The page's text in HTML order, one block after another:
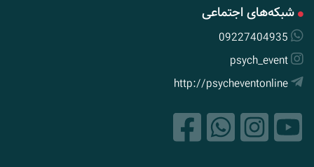
شبکه‌های اجتماعی
09227404935
psych_event
http://psycheventonline